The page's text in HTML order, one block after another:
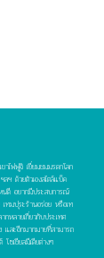
ไฟฟูจิ เยี่ยมชมมรดกโลก
ลฯ ด้วยตัวเองสไตล์แบ็ค
นดี อยากมีประสบการณ์
ทมปุระร้านอร่อย หรือเท
กหลายเกี่ยวกับประเทศ
ละอีกมากมายที่สามารถ
ซเชียลมีเดียต่างๆ